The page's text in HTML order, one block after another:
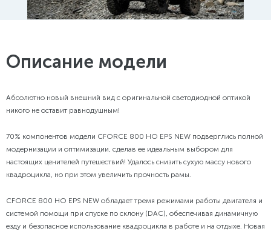
Описание модели
Абсолютно новый внешний вид с оригинальной светодиодной оптикой
никого не оставит равнодушным!
70% компонентов модели CFORCE 800 HO EPS NEW подверглись полной
модернизации и оптимизации, сделав ее идеальным выбором для
настоящих ценителей путешествий! Удалось снизить сухую массу нового
квадроцикла, но при этом увеличить прочность рамы.
CFORCE 800 HO EPS NEW обладает тремя режимами работы двигателя и
системой помощи при спуске по склону (DAC), обеспечивая динамичную
езду и безопасное использование квадроцикла в работе и на отдыхе. Новая